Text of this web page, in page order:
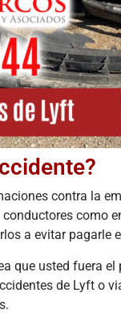
contra la
como
a evitar pagarle
que usted fuera
de Lyft o